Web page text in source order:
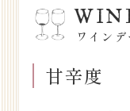
ワインデ
甘辛度